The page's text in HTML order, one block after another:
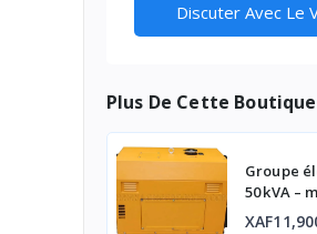
Discuter Avec Le
Plus De Cette Boutique
Groupe
50 kVA –
industriel